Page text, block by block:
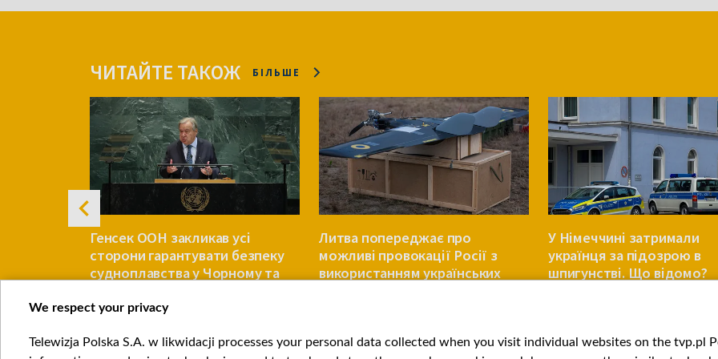
ЧИТАЙТЕ ТАКОЖ БІЛЬШЕ
Генсек ООН закликав усі
сторони гарантувати безпеку
судноплавства у Чорному та
ЄВРОПА
Литва попереджає про
можливі провокації Росії з
використанням українських
У Німеччині затримали
українця за підозрою в
шпигунстві. Що відомо?
Item
We respect your privacy
Telewizja Polska S.A. w likwidacji processes your personal data collected when you visit individual websites on the tvp.pl